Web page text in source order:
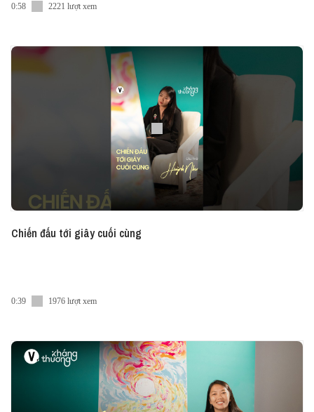
0:58 2221 lượt xem
Chiến đấu tới giây cuối cùng
0:39 1976 lượt xem